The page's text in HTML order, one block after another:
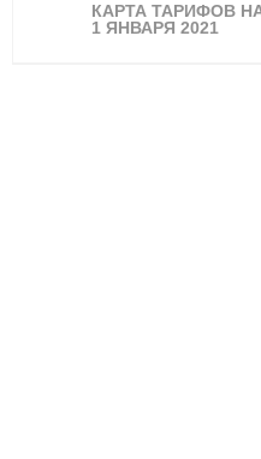
КАРТА ТАРИФОВ
1 ЯНВАРЯ 2021